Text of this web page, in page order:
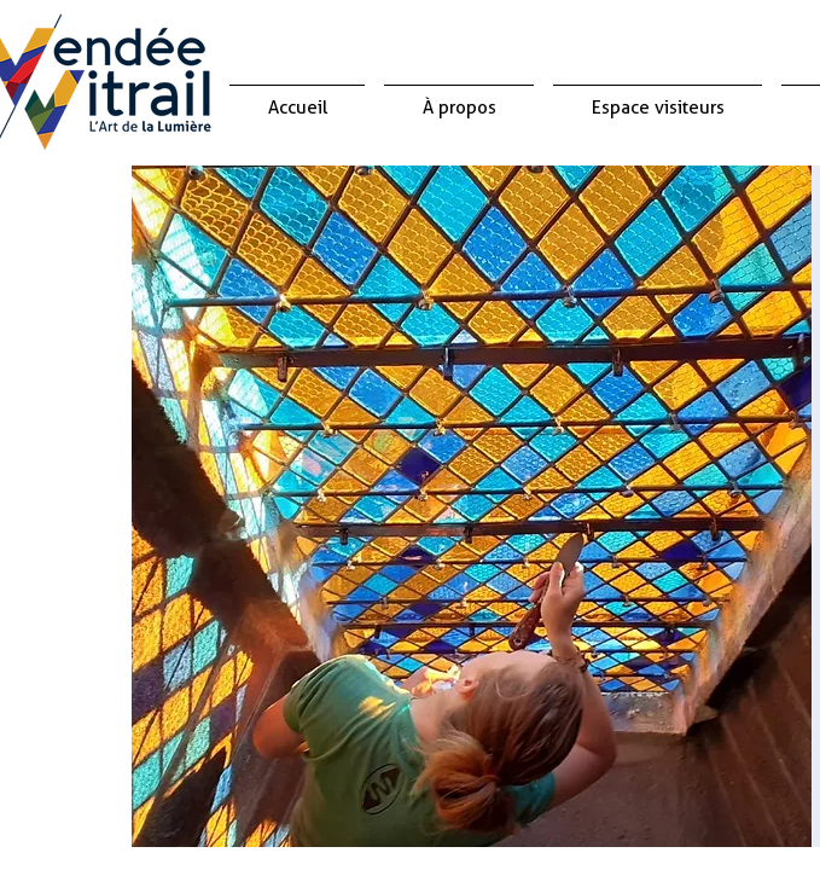
Accueil À propos Espace visiteurs